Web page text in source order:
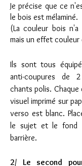
Je précise que ce
le bois est mélaminé.
(La couleur bois
mais un effet couleur
Ils sont tous
anti-coupures de
chants polis. Chaque
visuel imprimé sur
verso est blanc.
le sujet et le fond
barrière.
2/ Le second